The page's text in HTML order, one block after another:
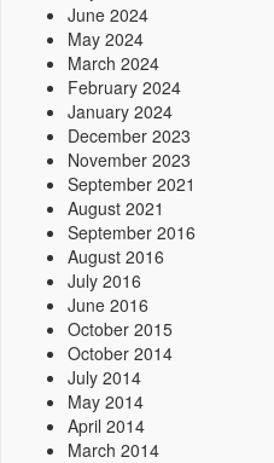
June 2024
May 2024
March 2024
February 2024
January 2024
December 2023
November 2023
September 2021
August 2021
September 2016
August 2016
July 2016
June 2016
October 2015
October 2014
July 2014
May 2014
April 2014
March 2014